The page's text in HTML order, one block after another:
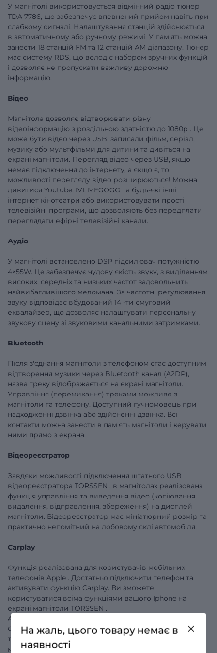
У магнітолі використовується відмінний радіо тюнер
TDA 7786, що забезпечує впевнений прийом навіть при
слабкому сигналі. Налаштування станцій здійснюється
в автоматичному або ручному режимі. У пам'ять можна
занести 18 станцій FM та 12 станцій AM діапазону. Тюнер
має систему RDS, що володіє набором зручних функцій
і дозволяє не пропускати важливу дорожню
інформацію.
Відео
Магнітола дозволяє відтворювати різну
відеоінформацію з роздільною здатністю до 1080р . Це
може бути відео через USB, записали фільм, серіал,
музику або мультфільми для дитини та дивіться на
екрані магнітоли. Перегляд відео через USB, якщо
немає підключення до інтернету, а якщо є, то
можливості перегляду відео розширюються! Можна
дивитися Youtube, IVI, MEGOGO та будь-які інші
інтернет кінотеатри або використовувати прості
телевізійні програми, що дозволяють без передплати
переглядати ефірні телевізійні канали.
Аудіо
У магнітолі встановлено DSP підсилювач потужністю
4×55W. Це забезпечує чудову якість звуку, з виділенням
високих, середніх та низьких частот задовольнить
найвибагливішого меломана. За частотні регулювання
звуку відповідає вбудований 14 -ти смуговий
еквалайзер, що дозволяє налаштувати персональну
звукову сцену зі звуковими канальними затримками.
Bluetooth
Після з'єднання магнітоли з телефоном стає доступним
відтворення музики через Bluetooth канал (A2DP),
назва треку відображається на екрані магнітоли.
Управління (перемикання) треками можливе з
магнітоли та телефону. Доступний гучномовець при
надходженні дзвінка або здійсненні дзвінка. Всі
контакти можна занести в пам'ять магнітоли і керувати
ними прямо з екрана.
Відеореєстратор
Завдяки можливості підключення штатного USB
відеореєстратора TORSSEN , в магнітолах реалізована
функція управління та виведення відео (копіювання,
видалення, відправлення, збереження) на дисплей
магнітоли. Відеореєстратор має мініатюрний розмір та
практично непомітний на лобовому склі автомобіля.
Carplay
Функція реалізована для користувачів мобільних
телефонів Apple . Достатньо підключити телефон та
активувати функцію Carplay. Ви зможете
користуватися всіма функціями вашого Iphone на
екрані магнітоли TORSSEN .
Android
Функція реалізована для користувачів мобільних
телефонів
на ОСAndroid
мобільний телефон програму
На жаль, цього товару немає в
наявності